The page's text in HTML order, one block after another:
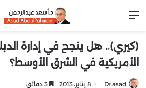
(كيري).. هل ينجح في إدارة
الأمريكية في الشرق الأوسط؟
Dr.asad 8 يناير، 2013